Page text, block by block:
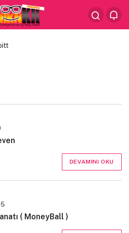
DEVAMINI OKU
( MoneyBall )